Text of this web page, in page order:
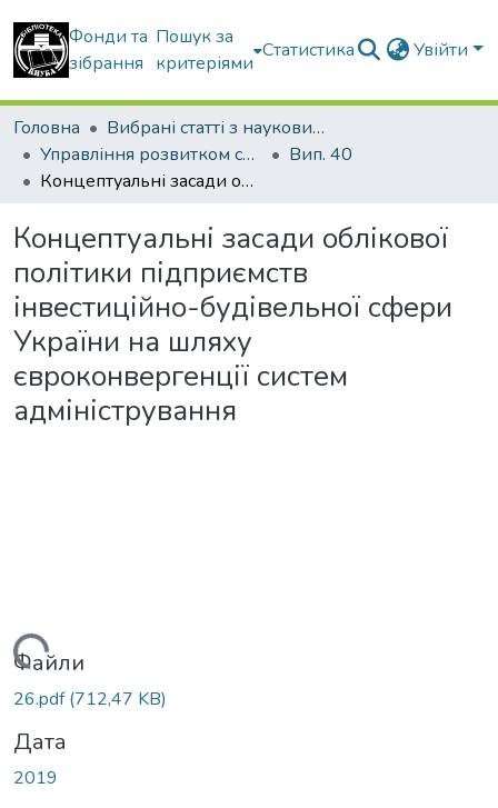
Фонди та
зібрання
Пошук за
критеріями
Статистика Увійти
Головна
Вибрані статті з наукових збірників КНУБА
Управління розвитком складних систем
Вип. 40
Концептуальні засади облікової політики підприємств інвестиційно-будівельної сфери України на шляху євроконвергенції систем адміністрування
Концептуальні засади облікової
політики підприємств
інвестиційно-будівельної сфери
України на шляху
євроконвергенції систем
адміністрування
Файли
26.pdf(712,47 KB)
Дата
2019